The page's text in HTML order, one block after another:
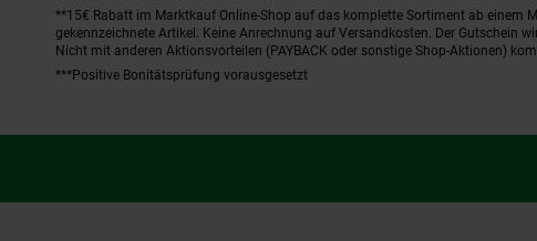
**15€ Rabatt im Marktkauf Online-Shop auf das komplette Sortiment ab einem
gekennzeichnete Artikel. Keine Anrechnung auf Versandkosten. Der Gutschein
Nicht mit anderen Aktionsvorteilen (PAYBACK oder sonstige Shop-Aktionen)
***Positive Bonitätsprüfung vorausgesetzt